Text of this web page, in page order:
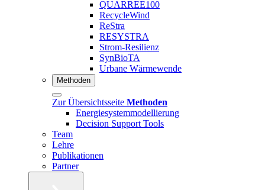
QUARREE100
RecycleWind
ReStra
RESYSTRA
Strom-Resilienz
SynBioTA
Urbane Wärmewende
Methoden
Zur Übersichtsseite Methoden
Energiesystemmodellierung
Decision Support Tools
Team
Lehre
Publikationen
Partner